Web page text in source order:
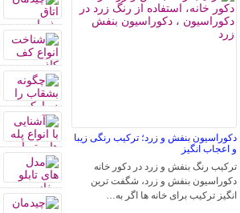
دکوراسیون بنفش و زرد؛ ترکیب رنگی زیبا
و اعجاب انگیز
ترکیب رنگ بنفش و زرد در دکور خانه
دکوراسیون بنفش و زرد، شگفت ترین
انگیز ترکیب برای خانه ها اگر به…